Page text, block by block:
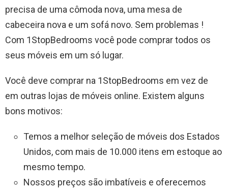
precisa de uma cômoda nova, uma mesa de
cabeceira nova e um sofá novo. Sem problemas !
Com 1StopBedrooms você pode comprar todos os
seus móveis em um só lugar.
Você deve comprar na 1StopBedrooms em vez de
em outras lojas de móveis online. Existem alguns
bons motivos:
Temos a melhor seleção de móveis dos Estados
Unidos, com mais de 10.000 itens em estoque ao
mesmo tempo.
Nossos preços são imbatíveis e oferecemos